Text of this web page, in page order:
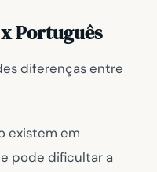
Português
diferenças entre
existem em
pode dificultar a